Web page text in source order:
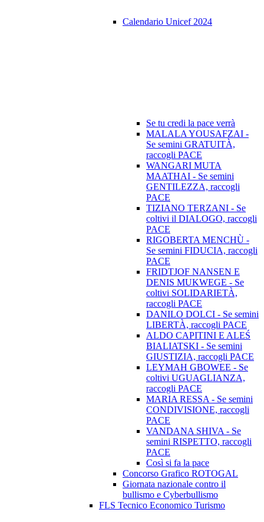
Calendario Unicef 2024
Se tu credi la pace verrà
MALALA YOUSAFZAI -
Se semini GRATUITÀ,
raccogli PACE
WANGARI MUTA
MAATHAI - Se semini
GENTILEZZA, raccogli
PACE
TIZIANO TERZANI - Se
coltivi il DIALOGO, raccogli
PACE
RIGOBERTA MENCHÙ -
Se semini FIDUCIA, raccogli
PACE
FRIDTJOF NANSEN E
DENIS MUKWEGE - Se
coltivi SOLIDARIETÀ,
raccogli PACE
DANILO DOLCI - Se semini
LIBERTÀ, raccogli PACE
ALDO CAPITINI E ALEŚ
BIALIATSKI - Se semini
GIUSTIZIA, raccogli PACE
LEYMAH GBOWEE - Se
coltivi UGUAGLIANZA,
raccogli PACE
MARIA RESSA - Se semini
CONDIVISIONE, raccogli
PACE
VANDANA SHIVA - Se
semini RISPETTO, raccogli
PACE
Così si fa la pace
Concorso Grafico ROTOGAL
Giornata nazionale contro il
bullismo e Cyberbullismo
FLS Tecnico Economico Turismo